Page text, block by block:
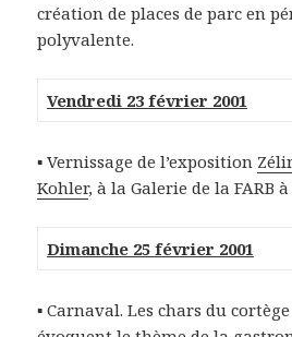
création de places de parc en
polyvalente.
Vendredi 23 février 2001
▪ Vernissage de l’exposition
Kohler, à la Galerie de la FARB
Dimanche 25 février 2001
▪ Carnaval. Les chars du